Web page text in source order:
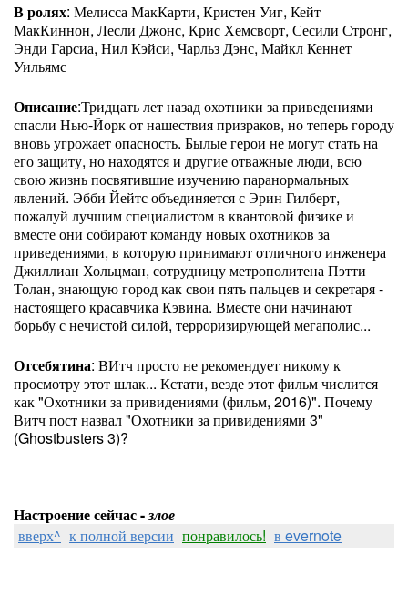
В ролях: Мелисса МакКарти, Кристен Уиг, Кейт
МакКиннон, Лесли Джонс, Крис Хемсворт, Сесили Стронг,
Энди Гарсиа, Нил Кэйси, Чарльз Дэнс, Майкл Кеннет
Уильямс
Описание:Тридцать лет назад охотники за приведениями
спасли Нью-Йорк от нашествия призраков, но теперь городу
вновь угрожает опасность. Былые герои не могут стать на
его защиту, но находятся и другие отважные люди, всю
свою жизнь посвятившие изучению паранормальных
явлений. Эбби Йейтс объединяется с Эрин Гилберт,
пожалуй лучшим специалистом в квантовой физике и
вместе они собирают команду новых охотников за
приведениями, в которую принимают отличного инженера
Джиллиан Хольцман, сотрудницу метрополитена Пэтти
Толан, знающую город как свои пять пальцев и секретаря -
настоящего красавчика Кэвина. Вместе они начинают
борьбу с нечистой силой, терроризирующей мегаполис...
Отсебятина: ВИтч просто не рекомендует никому к
просмотру этот шлак... Кстати, везде этот фильм числится
как "Охотники за привидениями (фильм, 2016)". Почему
Витч пост назвал "Охотники за привидениями 3"
(Ghostbusters 3)?
Настроение сейчас -злое
вверх^ к полной версии понравилось! в evernote